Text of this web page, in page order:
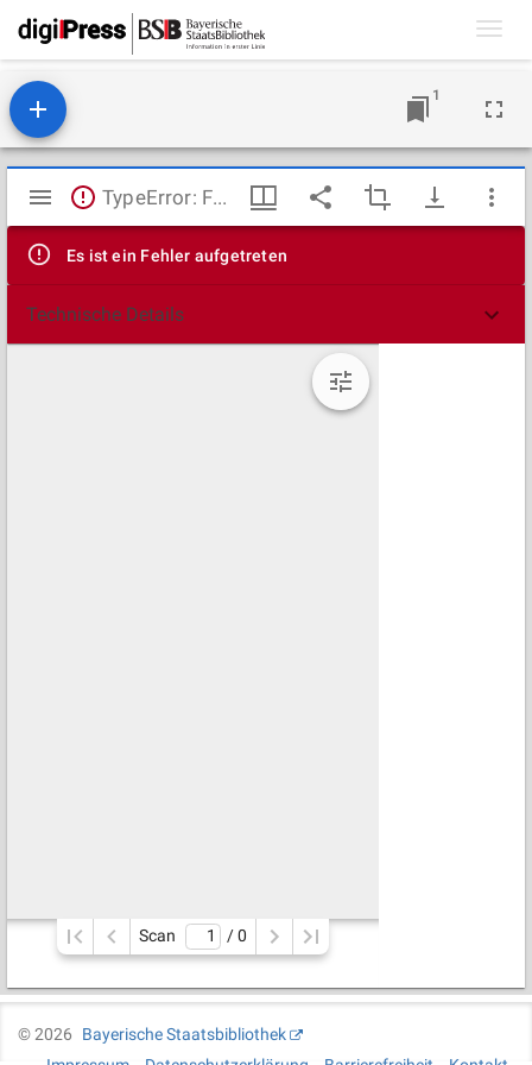
1
Mirador
Viewer
TypeError: Failed to fetch
Es ist ein Fehler aufgetreten
Technische Details
Scan / 0
©2026
Bayerische Staatsbibliothek